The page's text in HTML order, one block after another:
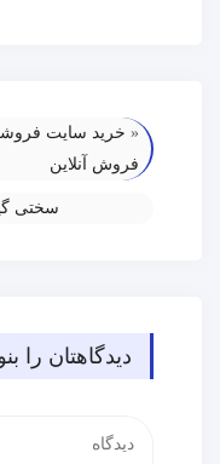
« خرید سایت
فروش آنلاین
سختی
دیدگاهتان را